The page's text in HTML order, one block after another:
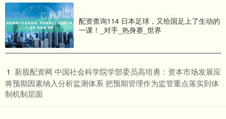
配资查询114 日本足球，又给国足上了生动的
一课！_对手_热身赛_世界
1 ​新股配资网 中国社会科学院学部委员高培勇：资本市场发展应
将预期因素纳入分析监测体系 把预期管理作为监管重点落实到体
制机制层面